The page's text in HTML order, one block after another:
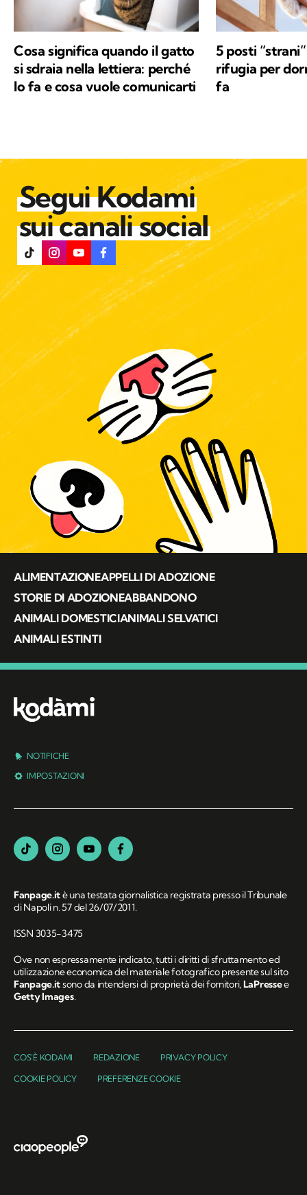
Cosa significa quando il gatto
si sdraia nella lettiera: perché
lo fa e cosa vuole comunicarti
5 posti
rifugia per
fa
Segui Kodami
sui canali social
ALIMENTAZIONEAPPELLI DI ADOZIONE
STORIE DI ADOZIONEABBANDONO
ANIMALI DOMESTICIANIMALI SELVATICI
ANIMALI ESTINTI
NOTIFICHE
IMPOSTAZIONI
Fanpage.itè una testata giornalistica registrata presso il Tribunale
di Napoli n. 57 del 26/07/2011.
ISSN 3035-3475
Ove non espressamente indicato, tutti i diritti di sfruttamento ed
utilizzazione economica del materiale fotografico presente sul sito
Fanpage.itsono da intendersi di proprietà dei fornitori,LaPressee
Getty Images.
COS'È KODAMI REDAZIONE PRIVACY POLICY
COOKIE POLICY PREFERENZE COOKIE